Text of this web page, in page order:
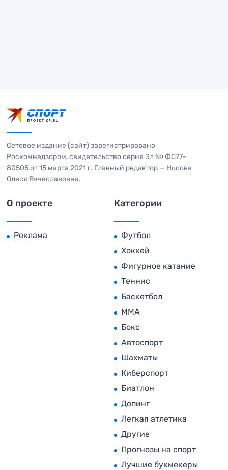
Сетевое издание (сайт) зарегистрировано
Роскомнадзором, свидетельство серия Эл № ФС77-
80505 от 15 марта 2021 г. Главный редактор — Носова
Олеся Вячеславовна.
О проекте
Реклама
Категории
Футбол
Хоккей
Фигурное катание
Теннис
Баскетбол
MMA
Бокс
Автоспорт
Шахматы
Киберспорт
Биатлон
Допинг
Легкая атлетика
Другие
Прогнозы на спорт
Лучшие букмекеры